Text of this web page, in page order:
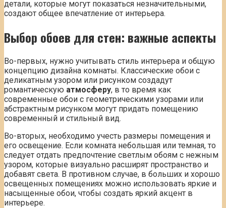
детали, которые могут показаться незначительными,
создают общее впечатление от интерьера.
Выбор обоев для стен: важные аспекты
Во-первых, нужно учитывать стиль интерьера и общую
концепцию дизайна комнаты. Классические обои с
деликатным узором или рисунком создадут
романтическую атмосферу, в то время как
современные обои с геометрическими узорами или
абстрактным рисунком могут придать помещению
современный и стильный вид.
Во-вторых, необходимо учесть размеры помещения и
его освещение. Если комната небольшая или темная, то
следует отдать предпочтение светлым обоям с нежным
узором, которые визуально расширят пространство и
добавят света. В противном случае, в больших и хорошо
освещенных помещениях можно использовать яркие и
насыщенные обои, чтобы создать яркий акцент в
интерьере.